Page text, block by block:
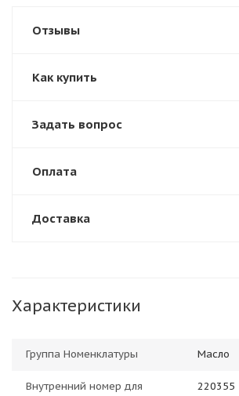
Отзывы
Как купить
Задать вопрос
Оплата
Доставка
Характеристики
Группа Номенклатуры Масло
Внутренний номер для
220355